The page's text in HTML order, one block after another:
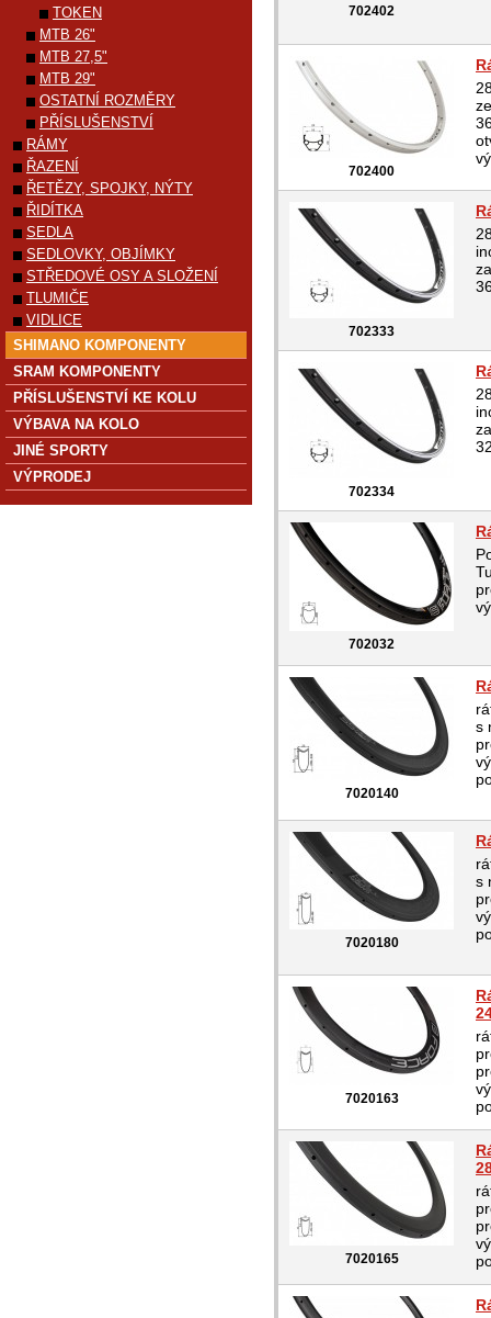
702402
702400
702333
702334
702032
7020140
s
7020180
s
7020163
7020165
TOKEN
MTB 26"
MTB 27,5"
MTB 29"
OSTATNÍ ROZMĚRY
PŘÍSLUŠENSTVÍ
RÁMY
ŘAZENÍ
ŘETĚZY, SPOJKY, NÝTY
ŘIDÍTKA
SEDLA
SEDLOVKY, OBJÍMKY
STŘEDOVÉ OSY A SLOŽENÍ
TLUMIČE
VIDLICE
SHIMANO KOMPONENTY
SRAM KOMPONENTY
PŘÍSLUŠENSTVÍ KE KOLU
VÝBAVA NA KOLO
JINÉ SPORTY
VÝPRODEJ